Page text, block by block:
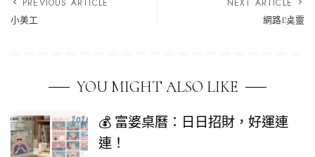
PREVIOUS ARTICLE
小美工
NEXT ARTICLE
網路E奌靈
YOU MIGHT ALSO LIKE
💰 富婆桌曆：日日招財，好運連
連！